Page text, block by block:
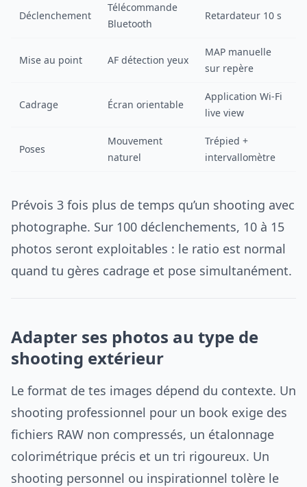
Déclenchement
Télécommande
Bluetooth
Retardateur 10 s
Mise au point AF détection yeux
MAP manuelle
sur repère
Cadrage Écran orientable
Application Wi-Fi
live view
Poses
Mouvement
naturel
Trépied +
intervallomètre
Prévois 3 fois plus de temps qu’un shooting avec
photographe. Sur 100 déclenchements, 10 à 15
photos seront exploitables : le ratio est normal
quand tu gères cadrage et pose simultanément.
Adapter ses photos au type de
shooting extérieur
Le format de tes images dépend du contexte. Un
shooting professionnel pour un book exige des
fichiers RAW non compressés, un étalonnage
colorimétrique précis et un tri rigoureux. Un
shooting personnel ou inspirationnel tolère le